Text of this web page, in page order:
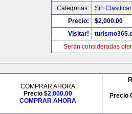
Categorias:
Sin Clasificar
Precio:
$2,000.00
Visitar!
Serán consideradas
COMPRAR AHORA
Precio $2,000.00
COMPRAR AHORA
Precio